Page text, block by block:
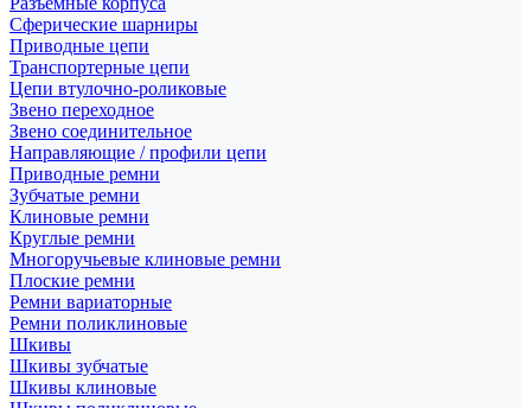
Сферические шарниры
Приводные цепи
Транспортерные цепи
Цепи втулочно-роликовые
Звено переходное
Звено соединительное
Направляющие / профили цепи
Приводные ремни
Зубчатые ремни
Клиновые ремни
Круглые ремни
Многоручьевые клиновые ремни
Плоские ремни
Ремни вариаторные
Ремни поликлиновые
Шкивы
Шкивы зубчатые
Шкивы клиновые